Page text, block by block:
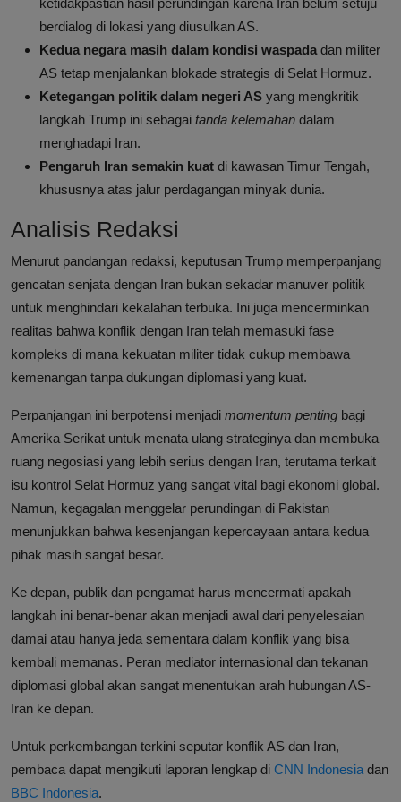
ketidakpastian hasil perundingan karena Iran belum setuju
berdialog di lokasi yang diusulkan AS.
Kedua negara masih dalam kondisi waspada dan militer
AS tetap menjalankan blokade strategis di Selat Hormuz.
Ketegangan politik dalam negeri AS yang mengkritik
langkah Trump ini sebagai tanda kelemahan dalam
menghadapi Iran.
Pengaruh Iran semakin kuat di kawasan Timur Tengah,
khususnya atas jalur perdagangan minyak dunia.
Analisis Redaksi
Menurut pandangan redaksi, keputusan Trump memperpanjang
gencatan senjata dengan Iran bukan sekadar manuver politik
untuk menghindari kekalahan terbuka. Ini juga mencerminkan
realitas bahwa konflik dengan Iran telah memasuki fase
kompleks di mana kekuatan militer tidak cukup membawa
kemenangan tanpa dukungan diplomasi yang kuat.
Perpanjangan ini berpotensi menjadi momentum penting bagi
Amerika Serikat untuk menata ulang strateginya dan membuka
ruang negosiasi yang lebih serius dengan Iran, terutama terkait
isu kontrol Selat Hormuz yang sangat vital bagi ekonomi global.
Namun, kegagalan menggelar perundingan di Pakistan
menunjukkan bahwa kesenjangan kepercayaan antara kedua
pihak masih sangat besar.
Ke depan, publik dan pengamat harus mencermati apakah
langkah ini benar-benar akan menjadi awal dari penyelesaian
damai atau hanya jeda sementara dalam konflik yang bisa
kembali memanas. Peran mediator internasional dan tekanan
diplomasi global akan sangat menentukan arah hubungan AS-
Iran ke depan.
Untuk perkembangan terkini seputar konflik AS dan Iran,
pembaca dapat mengikuti laporan lengkap di CNN Indonesia dan
BBC Indonesia.